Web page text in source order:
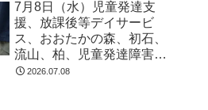
る 発達障害 放デイ 自
閉症 ADHD アスペルガ
ー症候
7月8日（水）児童発達支
援、放課後等デイサービ
ス、おおたかの森、初石、
流山、柏、児童発達障害
運動療育 柳沢運動プログ
2026.07.08